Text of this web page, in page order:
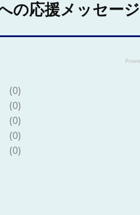
の応援メッセージ
(0)
(0)
(0)
(0)
(0)